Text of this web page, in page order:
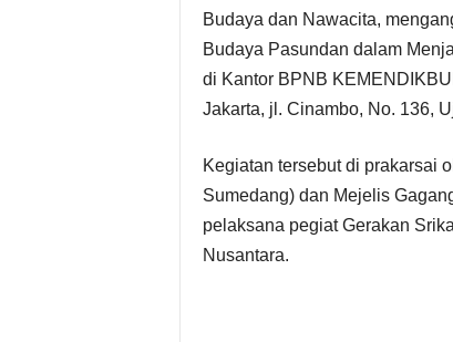
Budaya dan Nawacita,
Budaya Pasundan dalam
di Kantor BPNB
Jakarta, jl. Cinambo, No. 136,
Kegiatan tersebut di prakarsai
Sumedang) dan Mejelis
pelaksana pegiat Gerakan
Nusantara.